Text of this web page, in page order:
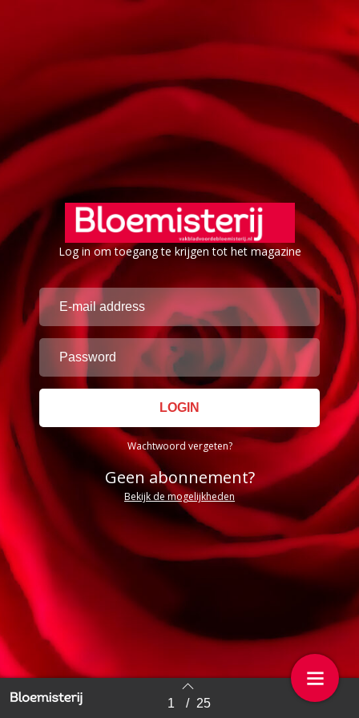
Log in om toegang te krijgen tot het magazine
Wachtwoord vergeten?
Geen abonnement?
Bekijk de mogelijkheden
Back to index 1 / 25